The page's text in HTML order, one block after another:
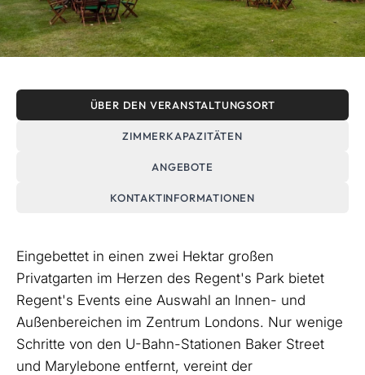
ÜBER DEN VERANSTALTUNGSORT
ZIMMERKAPAZITÄTEN
ANGEBOTE
KONTAKTINFORMATIONEN
Eingebettet in einen zwei Hektar großen
Privatgarten im Herzen des Regent's Park bietet
Regent's Events eine Auswahl an Innen- und
Außenbereichen im Zentrum Londons. Nur wenige
Schritte von den U-Bahn-Stationen Baker Street
und Marylebone entfernt, vereint der